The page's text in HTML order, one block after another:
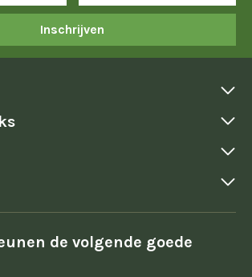
Inschrijven
de volgende goede